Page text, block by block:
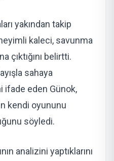
yakından takip
kaleci, savunma
çıktığını belirtti.
sahaya
ifade eden Günok,
kendi oyununu
söyledi.
analizini yaptıklarını